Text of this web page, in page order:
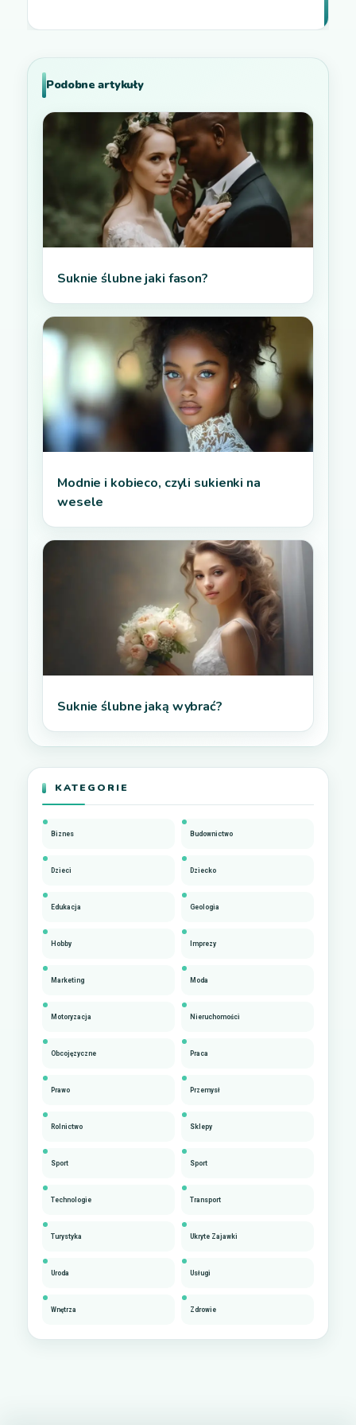
Podobne artykuły
Suknie ślubne jaki fason?
Modnie i kobieco, czyli sukienki na
wesele
Suknie ślubne jaką wybrać?
KATEGORIE
Biznes Budownictwo
Dzieci Dziecko
Edukacja Geologia
Hobby Imprezy
Marketing Moda
Motoryzacja Nieruchomości
Obcojęzyczne Praca
Prawo Przemysł
Rolnictwo Sklepy
Sport Sport
Technologie Transport
Turystyka Ukryte Zajawki
Uroda Usługi
Wnętrza Zdrowie